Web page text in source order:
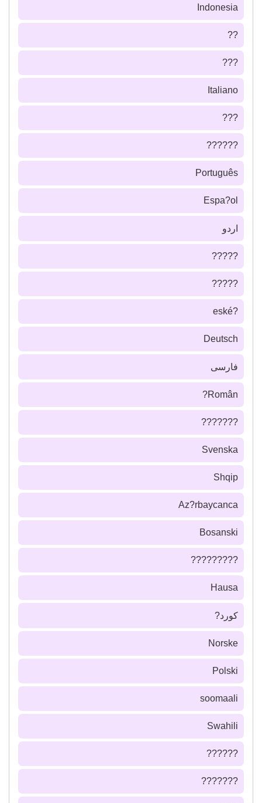
Indonesia
??
???
Italiano
???
??????
Português
Espa?ol
اردو
?????
?????
?eské
Deutsch
فارسى
Român?
???????
Svenska
Shqip
Az?rbaycanca
Bosanski
?????????
Hausa
كورد?
Norske
Polski
soomaali
Swahili
??????
???????